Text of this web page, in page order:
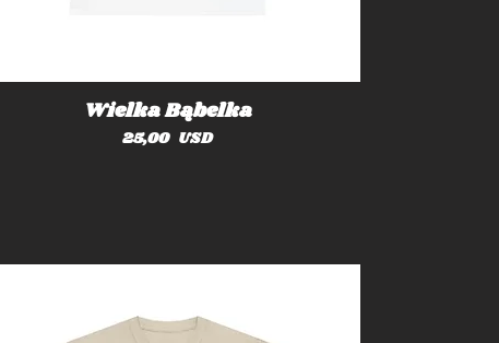
Wielka Bąbelka
Cena
25,00 USD